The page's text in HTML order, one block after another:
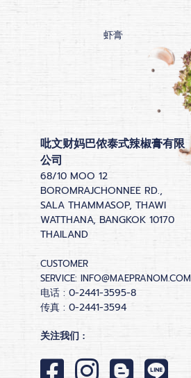
虾膏
吡文财妈巴侬泰式辣椒膏有限
公司
68/10 MOO 12
BOROMRAJCHONNEE RD.,
SALA THAMMASOP, THAWI
WATTHANA, BANGKOK 10170
THAILAND
CUSTOMER
SERVICE: INFO@MAEPRANOM.COM
电话 : 0-2441-3595-8
传真 : 0-2441-3594
关注我们 :